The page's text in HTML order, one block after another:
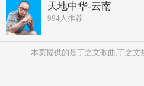
天地中华-云南
994人推荐
本页提供的是丁之文歌曲,丁之文